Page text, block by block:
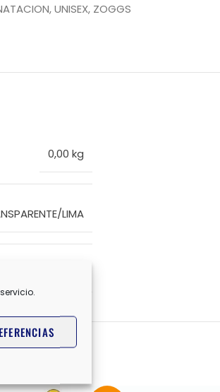
,UNISEX, ZOGGS
0,00 kg
LIMA